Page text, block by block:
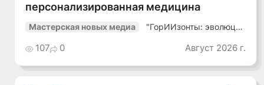
персонализированная медицина
Мастерская новых медиа
"ГорИИзонты: эволюция
107 0 Август 2026 г.